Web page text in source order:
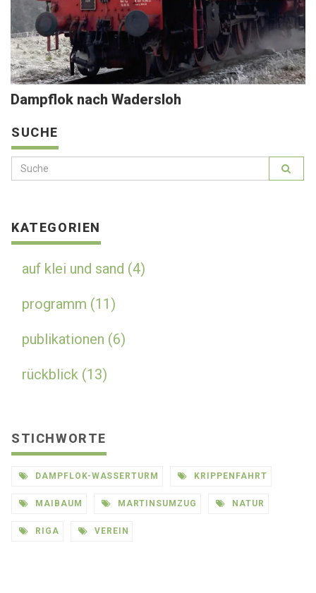
Dampflok nach Wadersloh
SUCHE
KATEGORIEN
auf klei und sand (4)
programm (11)
publikationen (6)
rückblick (13)
STICHWORTE
DAMPFLOK-WASSERTURM KRIPPENFAHRT
MAIBAUM MARTINSUMZUG NATUR
RIGA VEREIN